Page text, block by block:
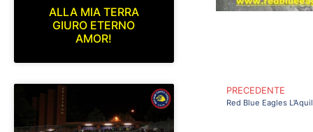
ALLA MIA TERRA
GIURO ETERNO
AMOR!
PRECEDENTE